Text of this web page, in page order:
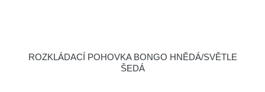
ROZKLÁDACÍ POHOVKA BONGO HNĚDÁ/SVĚTLE
ŠEDÁ